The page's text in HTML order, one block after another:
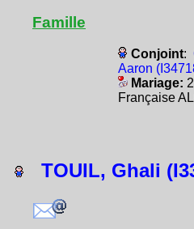
Famille
Conjoint:
Aaron
Mariage:
Française
TOUIL, Ghali